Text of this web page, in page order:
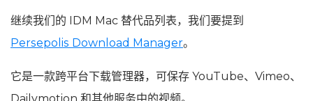
继续我们的 IDM Mac 替代品列表，我们要提到
Persepolis Download Manager。
它是一款跨平台下载管理器，可保存 YouTube、Vimeo、